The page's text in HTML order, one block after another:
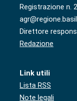
Registrazione n.
Direttore
Redazione
Link utili
Lista RSS
Note legali